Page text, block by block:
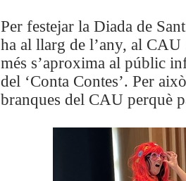
Per festejar la Diada de
ha al llarg de l’any, al
més s’aproxima al públic
del ‘Conta Contes’. Per
branques del CAU perquè